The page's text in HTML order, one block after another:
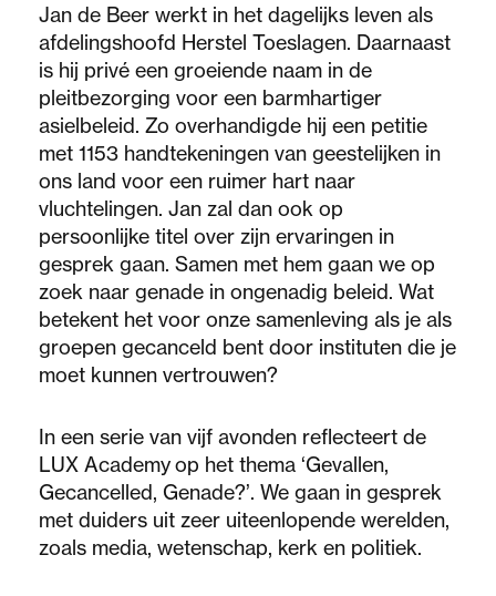
Jan de Beer werkt in het dagelijks leven als
afdelingshoofd Herstel Toeslagen. Daarnaast
is hij privé een groeiende naam in de
pleitbezorging voor een barmhartiger
asielbeleid. Zo overhandigde hij een petitie
met 1153 handtekeningen van geestelijken in
ons land voor een ruimer hart naar
vluchtelingen. Jan zal dan ook op
persoonlijke titel over zijn ervaringen in
gesprek gaan. Samen met hem gaan we op
zoek naar genade in ongenadig beleid. Wat
betekent het voor onze samenleving als je als
groepen gecanceld bent door instituten die je
moet kunnen vertrouwen?
In een serie van vijf avonden reflecteert de
LUX Academy op het thema ‘Gevallen,
Gecancelled, Genade?’. We gaan in gesprek
met duiders uit zeer uiteenlopende werelden,
zoals media, wetenschap, kerk en politiek.